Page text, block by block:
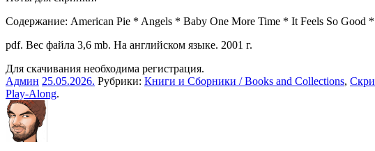
Содержание: American Pie * Angels * Baby One More Time * It Feels So
pdf. Вес файла 3,6 mb. На английском языке. 2001 г.
Для скачивания необходима регистрация.
Админ 25.05.2026. Рубрики: Книги и Сборники / Books and Collections,
Play-Along.